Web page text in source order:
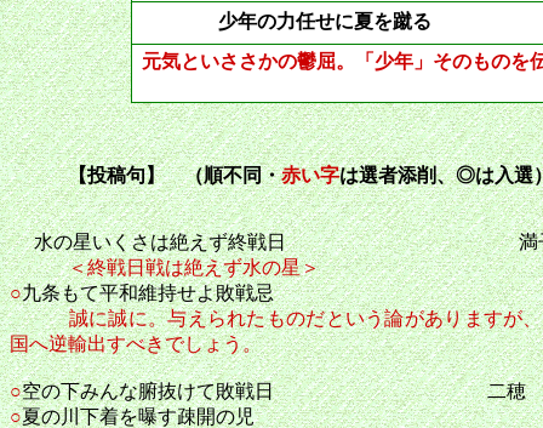
少年の力任せに夏を
元気といささかの鬱屈。「少年」そのものを
【投稿句】 （順不同・赤い字は選者添削、◎は入選
水の星いくさは絶えず終戦日 満
＜終戦日戦は絶えず水の星＞
○九条もて平和維持せよ敗戦忌
誠に誠に。与えられたものだという論がありますが
国へ逆輸出すべきでしょう。
○空の下みんな腑抜けて敗戦日 二穂
○夏の川下着を曝す疎開の児